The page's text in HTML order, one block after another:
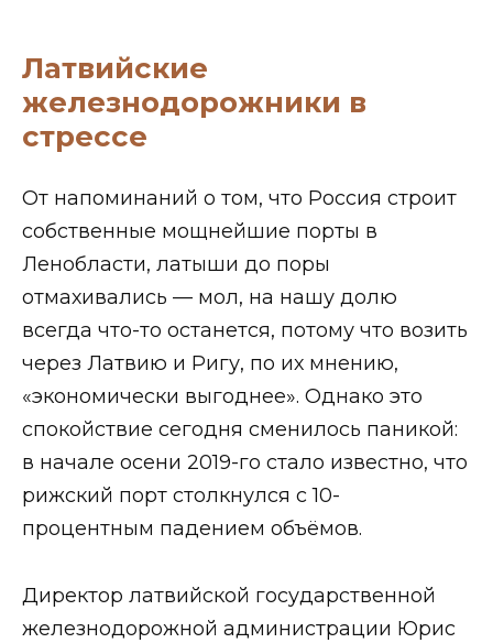
Латвийские
железнодорожники в
стрессе
От напоминаний о том, что Россия строит
собственные мощнейшие порты в
Ленобласти, латыши до поры
отмахивались — мол, на нашу долю
всегда что-то останется, потому что возить
через Латвию и Ригу, по их мнению,
«экономически выгоднее». Однако это
спокойствие сегодня сменилось паникой:
в начале осени 2019-го стало известно, что
рижский порт столкнулся с 10-
процентным падением объёмов.
Директор латвийской государственной
железнодорожной администрации Юрис